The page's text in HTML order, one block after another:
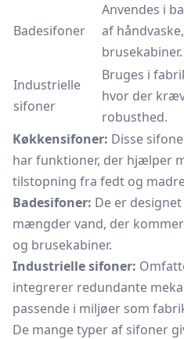
Badesifoner
Anvendes i
af
brusekabiner.
Industrielle
sifoner
Bruges i
hvor der
robusthed.
Køkkensifoner: Disse
har funktioner, der hjælper
tilstopning fra fedt og
Badesifoner: De er
mængder vand, der
og brusekabiner.
Industrielle sifoner:
integrerer redundante
passende i miljøer som
De mange typer af sifoner